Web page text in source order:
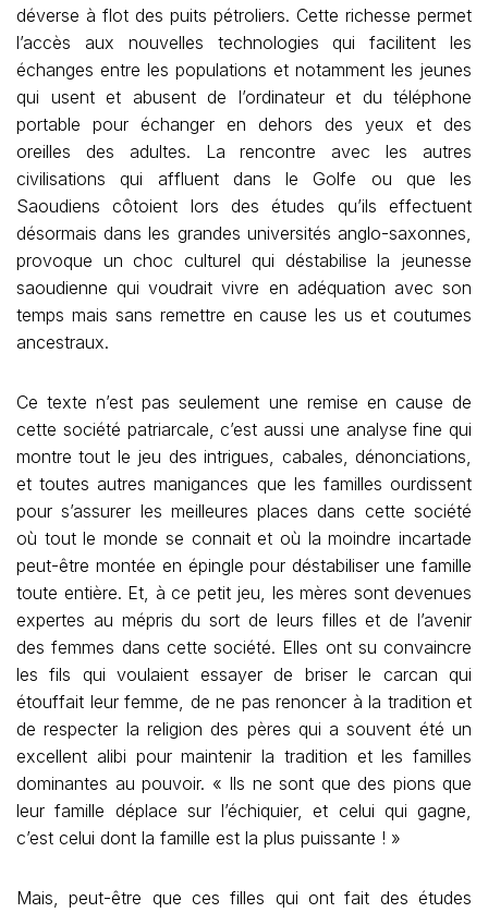
déverse à flot des puits pétroliers. Cette richesse permet
l’accès aux nouvelles technologies qui facilitent les
échanges entre les populations et notamment les jeunes
qui usent et abusent de l’ordinateur et du téléphone
portable pour échanger en dehors des yeux et des
oreilles des adultes. La rencontre avec les autres
civilisations qui affluent dans le Golfe ou que les
Saoudiens côtoient lors des études qu’ils effectuent
désormais dans les grandes universités anglo-saxonnes,
provoque un choc culturel qui déstabilise la jeunesse
saoudienne qui voudrait vivre en adéquation avec son
temps mais sans remettre en cause les us et coutumes
ancestraux.
Ce texte n’est pas seulement une remise en cause de
cette société patriarcale, c’est aussi une analyse fine qui
montre tout le jeu des intrigues, cabales, dénonciations,
et toutes autres manigances que les familles ourdissent
pour s’assurer les meilleures places dans cette société
où tout le monde se connait et où la moindre incartade
peut-être montée en épingle pour déstabiliser une famille
toute entière. Et, à ce petit jeu, les mères sont devenues
expertes au mépris du sort de leurs filles et de l’avenir
des femmes dans cette société. Elles ont su convaincre
les fils qui voulaient essayer de briser le carcan qui
étouffait leur femme, de ne pas renoncer à la tradition et
de respecter la religion des pères qui a souvent été un
excellent alibi pour maintenir la tradition et les familles
dominantes au pouvoir. « Ils ne sont que des pions que
leur famille déplace sur l’échiquier, et celui qui gagne,
c’est celui dont la famille est la plus puissante ! »
Mais, peut-être que ces filles qui ont fait des études